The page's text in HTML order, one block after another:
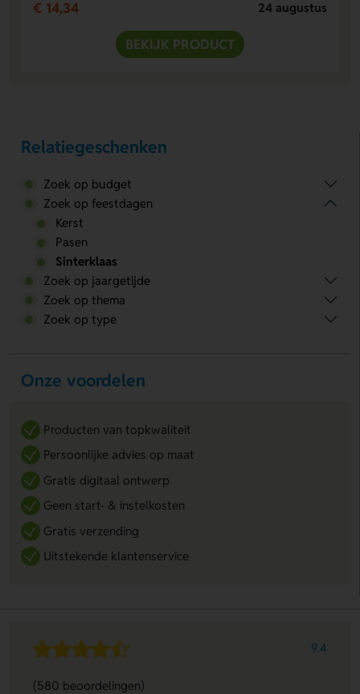
€ 14,34 24 augustus
BEKIJK PRODUCT
Relatiegeschenken
Zoek op budget
Zoek op feestdagen
Kerst
Pasen
Sinterklaas
Zoek op jaargetijde
Zoek op thema
Zoek op type
Onze voordelen
Producten van topkwaliteit
Persoonlijke advies op maat
Gratis digitaal ontwerp
Geen start- & instelkosten
Gratis verzending
Uitstekende klantenservice
9.4
(580 beoordelingen)